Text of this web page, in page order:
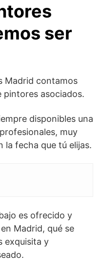
ser
Madrid contamos
pintores asociados.
disponibles una
muy
la fecha que tú elijas.
es ofrecido y
Madrid, qué se
exquisita y